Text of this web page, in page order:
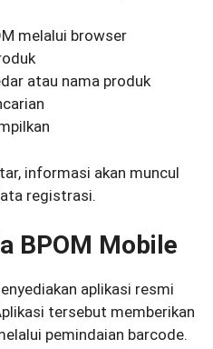
melalui browser
atau nama produk
informasi akan muncul
registrasi.
BPOM Mobile
aplikasi resmi
tersebut memberikan
pemindaian barcode.